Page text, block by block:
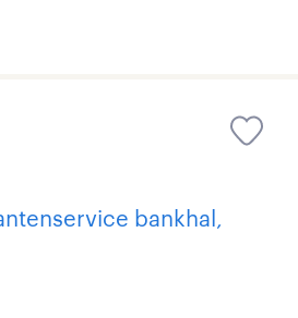
bankhal,